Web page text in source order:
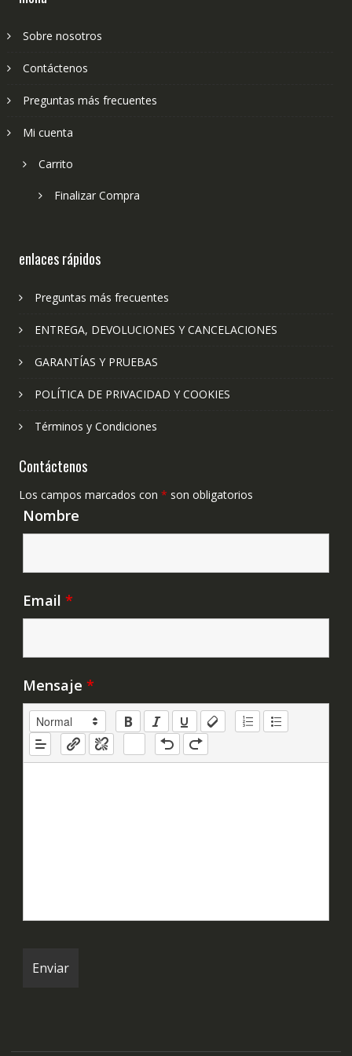
Sobre nosotros
Contáctenos
Preguntas más frecuentes
Mi cuenta
Carrito
Finalizar Compra
enlaces rápidos
Preguntas más frecuentes
ENTREGA, DEVOLUCIONES Y CANCELACIONES
GARANTÍAS Y PRUEBAS
POLÍTICA DE PRIVACIDAD Y COOKIES
Términos y Condiciones
Contáctenos
Los campos marcados con * son obligatorios
Nombre
Email *
Mensaje *